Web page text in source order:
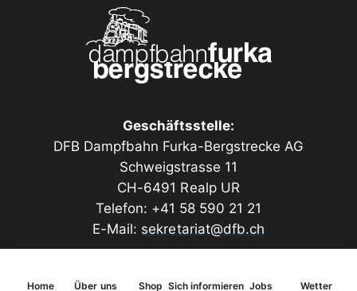
Home Über uns Shop Sich informieren Jobs Wetter
Geschäftsstelle:
DFB Dampfbahn Furka-Bergstrecke AG
Schweigstrasse 11
CH-6491 Realp UR
Telefon: +41 58 590 21 21
E-Mail: sekretariat@dfb.ch